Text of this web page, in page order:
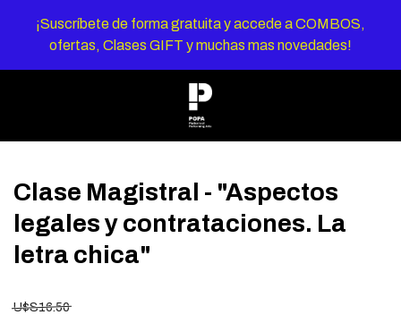
¡Suscríbete de forma gratuita y accede a COMBOS,
ofertas, Clases GIFT y muchas mas novedades!
Clase Magistral - "Aspectos
legales y contrataciones. La
letra chica"
U$S16.50